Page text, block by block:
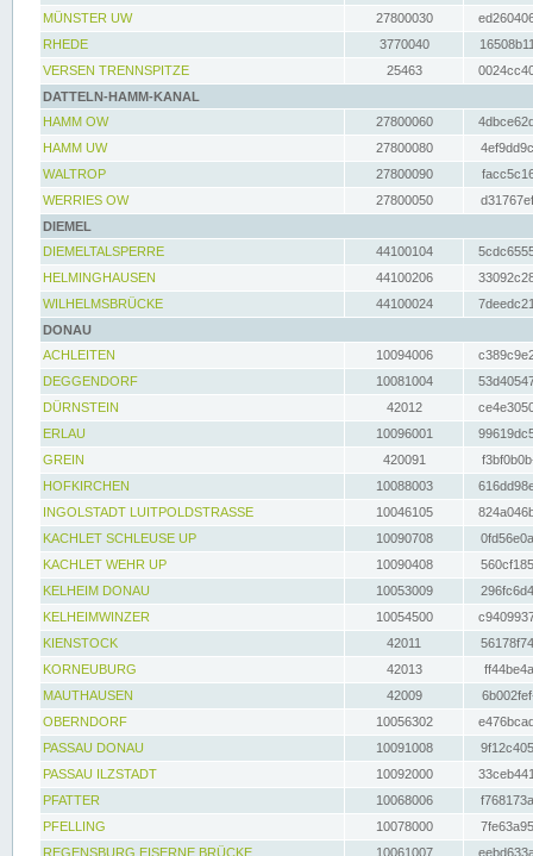
MÜNSTER UW
27800030
RHEDE
3770040
VERSEN TRENNSPITZE
25463
DATTELN-HAMM-KANAL
HAMM OW
27800060
HAMM UW
27800080
WALTROP
27800090
WERRIES OW
27800050
DIEMEL
DIEMELTALSPERRE
44100104
HELMINGHAUSEN
44100206
WILHELMSBRÜCKE
44100024
DONAU
ACHLEITEN
10094006
DEGGENDORF
10081004
DÜRNSTEIN
42012
ERLAU
10096001
GREIN
420091
HOFKIRCHEN
10088003
INGOLSTADT LUITPOLDSTRASSE
10046105
KACHLET SCHLEUSE UP
10090708
KACHLET WEHR UP
10090408
KELHEIM DONAU
10053009
KELHEIMWINZER
10054500
KIENSTOCK
42011
KORNEUBURG
42013
MAUTHAUSEN
42009
OBERNDORF
10056302
PASSAU DONAU
10091008
PASSAU ILZSTADT
10092000
PFATTER
10068006
PFELLING
10078000
REGENSBURG EISERNE BRÜCKE
10061007